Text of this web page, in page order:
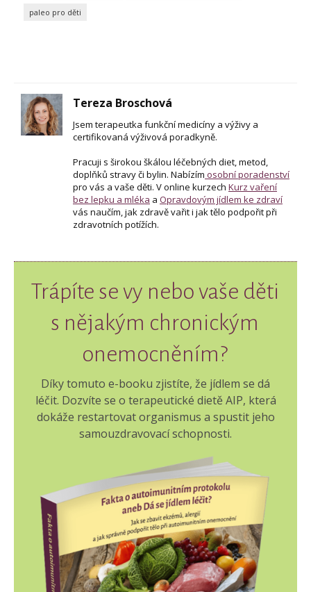
paleo pro děti
Tereza Broschová
Jsem terapeutka funkční medicíny a výživy a
certifikovaná výživová poradkyně.
Pracuji s širokou škálou léčebných diet, metod,
doplňků stravy či bylin. Nabízím osobní poradenství
pro vás a vaše děti. V online kurzech Kurz vaření
bez lepku a mléka a Opravdovým jídlem ke zdraví
vás naučím, jak zdravě vařit i jak tělo podpořit při
zdravotních potížích.
Trápíte se vy nebo vaše děti
s nějakým chronickým
onemocněním?
Díky tomuto e-booku zjistíte, že jídlem se dá
léčit. Dozvíte se o terapeutické dietě AIP, která
dokáže restartovat organismus a spustit jeho
samouzdravovací schopnosti.